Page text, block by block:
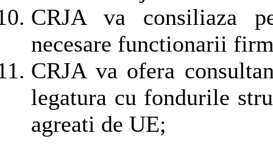
CRJA va consiliaza
necesare functionarii
CRJA va ofera
legatura cu fondurile
agreati de UE;